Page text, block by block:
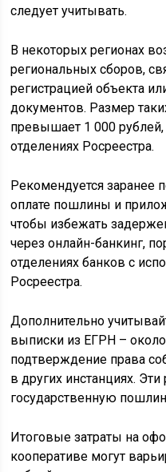
следует учитывать.
В некоторых регионах
региональных сборов,
регистрацией объекта
документов. Размер
превышает 1 000 рублей,
отделениях Росреестра.
Рекомендуется заранее
оплате пошлины и
чтобы избежать
через онлайн-банкинг,
отделениях банков с
Росреестра.
Дополнительно
выписки из ЕГРН – около
подтверждение права
в других инстанциях.
государственную
Итоговые затраты на
кооперативе могут